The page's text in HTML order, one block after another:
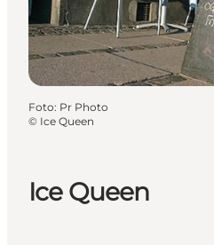
Ice Queen
Foto: Pr Photo
© Ice Queen